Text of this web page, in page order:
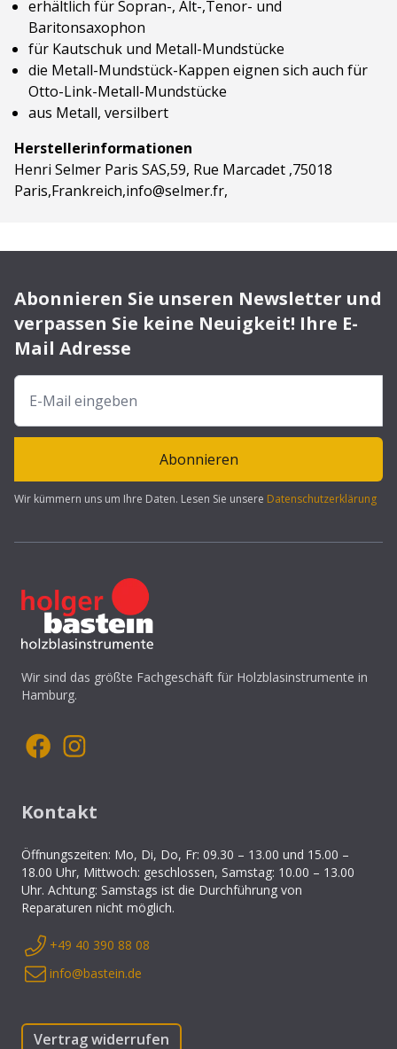
erhältlich für Sopran-, Alt-,Tenor- und
Baritonsaxophon
für Kautschuk und Metall-Mundstücke
die Metall-Mundstück-Kappen eignen sich auch für
Otto-Link-Metall-Mundstücke
aus Metall, versilbert
Herstellerinformationen
Henri Selmer Paris SAS,59, Rue Marcadet ,75018
Paris,Frankreich,info@selmer.fr,
Abonnieren Sie unseren Newsletter und
verpassen Sie keine Neuigkeit! Ihre E-
Mail Adresse
Abonnieren
Wir kümmern uns um Ihre Daten. Lesen Sie unsere Datenschutzerklärung
Wir sind das größte Fachgeschäft für Holzblasinstrumente in
Hamburg.
Kontakt
Öffnungszeiten: Mo, Di, Do, Fr: 09.30 – 13.00 und 15.00 –
18.00 Uhr, Mittwoch: geschlossen, Samstag: 10.00 – 13.00
Uhr. Achtung: Samstags ist die Durchführung von
Reparaturen nicht möglich.
+49 40 390 88 08
info@bastein.de
Vertrag widerrufen